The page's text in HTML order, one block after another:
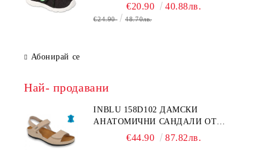
€20.90 40.88лв.
€24.90 48.70лв.
Абонирай се
Най- продавани
INBLU 158D102 ДАМСКИ
АНАТОМИЧНИ САНДАЛИ ОТ
ЕСТЕСТВЕНА КОЖА, БЕЖОВИ
€44.90 87.82лв.